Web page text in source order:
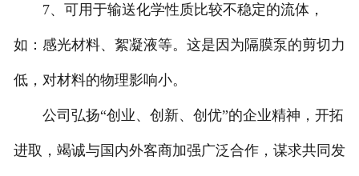
7、可用于输送化学性质比较不稳定的流体，
如：感光材料、絮凝液等。这是因为隔膜泵的剪切力
低，对材料的物理影响小。
公司弘扬“创业、创新、创优”的企业精神，开拓
进取，竭诚与国内外客商加强广泛合作，谋求共同发